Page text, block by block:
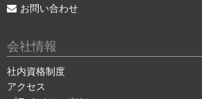
お問い合わせ
会社情報
社内資格制度
アクセス